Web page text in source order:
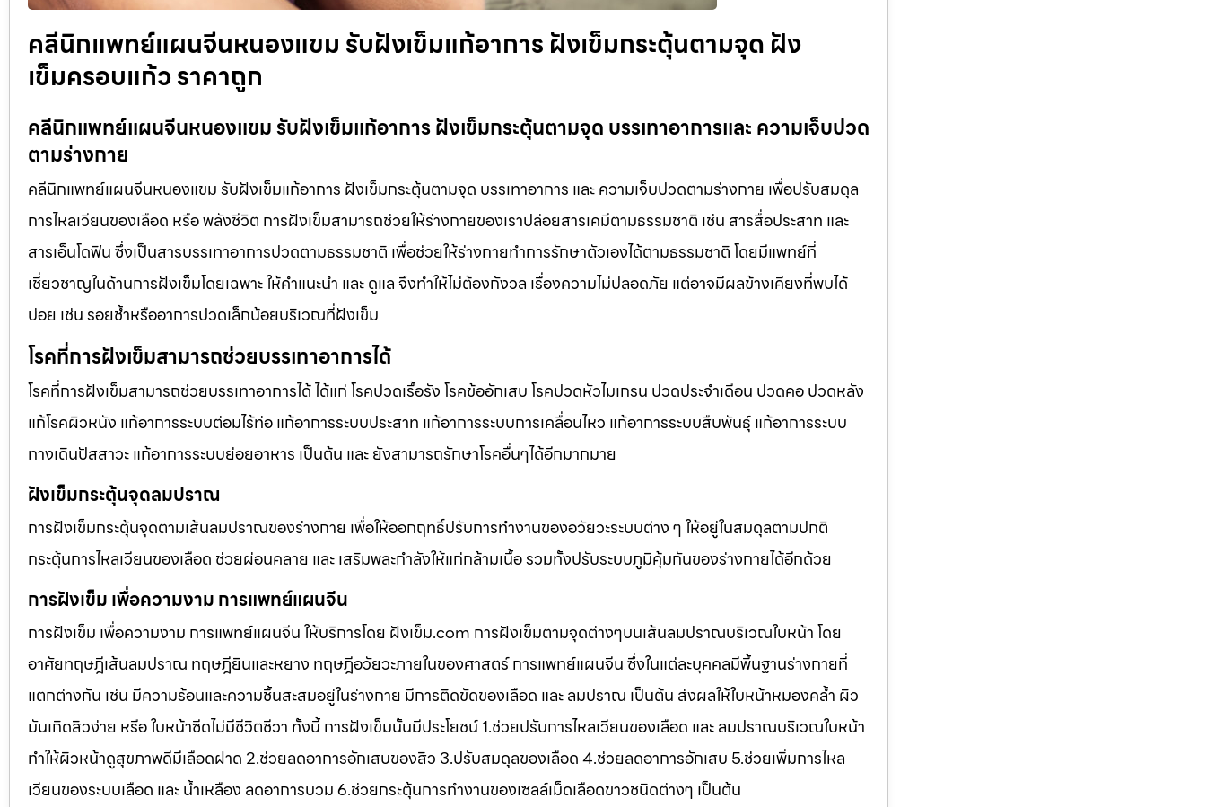
คลีนิกแพทย์แผนจีนหนองแขม รับฝังเข็มแก้อาการ ฝังเข็มกระตุ้นตามจุด ฝัง
เข็มครอบแก้ว ราคาถูก
คลีนิกแพทย์แผนจีนหนองแขม รับฝังเข็มแก้อาการ ฝังเข็มกระตุ้นตามจุด บรรเทาอาการและ ความเจ็บปวด
ตามร่างกาย
คลีนิกแพทย์แผนจีนหนองแขม รับฝังเข็มแก้อาการ ฝังเข็มกระตุ้นตามจุด บรรเทาอาการ และ ความเจ็บปวดตามร่างกาย เพื่อปรับสมดุล
การไหลเวียนของเลือด หรือ พลังชีวิต การฝังเข็มสามารถช่วยให้ร่างกายของเราปล่อยสารเคมีตามธรรมชาติ เช่น สารสื่อประสาท และ
สารเอ็นโดฟิน ซึ่งเป็นสารบรรเทาอาการปวดตามธรรมชาติ เพื่อช่วยให้ร่างกายทำการรักษาตัวเองได้ตามธรรมชาติ โดยมีแพทย์ที่
เชี่ยวชาญในด้านการฝังเข็มโดยเฉพาะ ให้คำแนะนำ และ ดูแล จึงทำให้ไม่ต้องกังวล เรื่องความไม่ปลอดภัย แต่อาจมีผลข้างเคียงที่พบได้
บ่อย เช่น รอยช้ำหรืออาการปวดเล็กน้อยบริเวณที่ฝังเข็ม
โรคที่การฝังเข็มสามารถช่วยบรรเทาอาการได้
โรคที่การฝังเข็มสามารถช่วยบรรเทาอาการได้ ได้แก่ โรคปวดเรื้อรัง โรคข้ออักเสบ โรคปวดหัวไมเกรน ปวดประจําเดือน ปวดคอ ปวดหลัง
แก้โรคผิวหนัง แก้อาการระบบต่อมไร้ท่อ แก้อาการระบบประสาท แก้อาการระบบการเคลื่อนไหว แก้อาการระบบสืบพันธุ์ แก้อาการระบบ
ทางเดินปัสสาวะ แก้อาการระบบย่อยอาหาร เป็นต้น และ ยังสามารถรักษาโรคอื่นๆได้อีกมากมาย
ฝังเข็มกระตุ้นจุดลมปราณ
การฝังเข็มกระตุ้นจุดตามเส้นลมปราณของร่างกาย เพื่อให้ออกฤทธิ์ปรับการทำงานของอวัยวะระบบต่าง ๆ ให้อยู่ในสมดุลตามปกติ
กระตุ้นการไหลเวียนของเลือด ช่วยผ่อนคลาย และ เสริมพละกำลังให้แก่กล้ามเนื้อ รวมทั้งปรับระบบภูมิคุ้มกันของร่างกายได้อีกด้วย
การฝังเข็ม เพื่อความงาม การแพทย์แผนจีน
การฝังเข็ม เพื่อความงาม การแพทย์แผนจีน ให้บริการโดย ฝังเข็ม.com การฝังเข็มตามจุดต่างๆบนเส้นลมปราณบริเวณใบหน้า โดย
อาศัยทฤษฎีเส้นลมปราณ ทฤษฎียินและหยาง ทฤษฎีอวัยวะภายในของศาสตร์ การแพทย์แผนจีน ซึ่งในแต่ละบุคคลมีพื้นฐานร่างกายที่
แตกต่างกัน เช่น มีความร้อนและความชื้นสะสมอยู่ในร่างกาย มีการติดขัดของเลือด และ ลมปราณ เป็นต้น ส่งผลให้ใบหน้าหมองคล้ำ ผิว
มันเกิดสิวง่าย หรือ ใบหน้าซีดไม่มีชีวิตชีวา ทั้งนี้ การฝังเข็มนั้นมีประโยชน์ 1.ช่วยปรับการไหลเวียนของเลือด และ ลมปราณบริเวณใบหน้า
ทำให้ผิวหน้าดูสุขภาพดีมีเลือดฝาด 2.ช่วยลดอาการอักเสบของสิว 3.ปรับสมดุลของเลือด 4.ช่วยลดอาการอักเสบ 5.ช่วยเพิ่มการไหล
เวียนของระบบเลือด และ น้ำเหลือง ลดอาการบวม 6.ช่วยกระตุ้นการทำงานของเซลล์เม็ดเลือดขาวชนิดต่างๆ เป็นต้น